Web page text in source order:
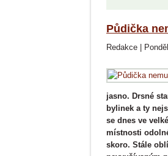
Půdička
Redakce
jasno. Drsné
bylinek a ty
se dnes ve
místnosti
skoro. Stále